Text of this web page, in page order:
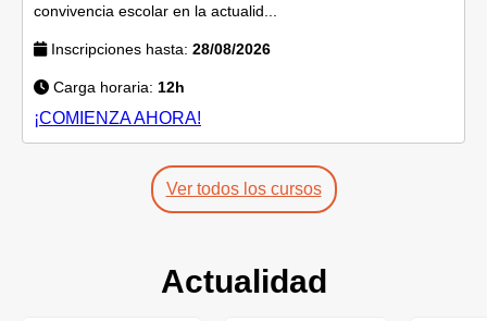
convivencia escolar en la actualid...
Inscripciones hasta: 28/08/2026
Carga horaria: 12h
¡COMIENZA AHORA!
Ver todos los cursos
Actualidad